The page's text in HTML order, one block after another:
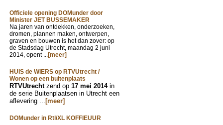
Officiele opening DOMunder door
Minister JET BUSSEMAKER
Na jaren van ontdekken, onderzoeken,
dromen, plannen maken, ontwerpen,
graven en bouwen is het dan zover: op
de Stadsdag Utrecht, maandag 2 juni
2014, opent ...[meer]
HUIS de WIERS op RTVUtrecht /
Wonen op een buitenplaats
RTVUtrechtzend op 17 mei 2014 in
de serie Buitenplaatsen in Utrecht een
aflevering ... [meer]
DOMunder in Rtl/XL KOFFIEUUR